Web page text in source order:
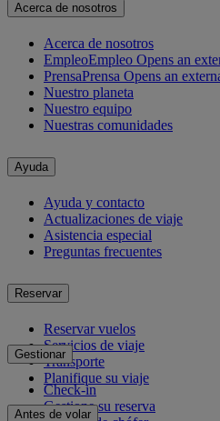
Acerca de nosotros
Acerca de nosotros
EmpleoEmpleo Opens an
PrensaPrensa Opens an
Nuestro planeta
Nuestro equipo
Nuestras comunidades
Ayuda
Ayuda y contacto
Actualizaciones de viaje
Asistencia especial
Preguntas frecuentes
Reservar
Reservar vuelos
Servicios de viaje
Transporte
Planifique su viaje
Gestionar
Check-in
Gestione su reserva
Antes de volar